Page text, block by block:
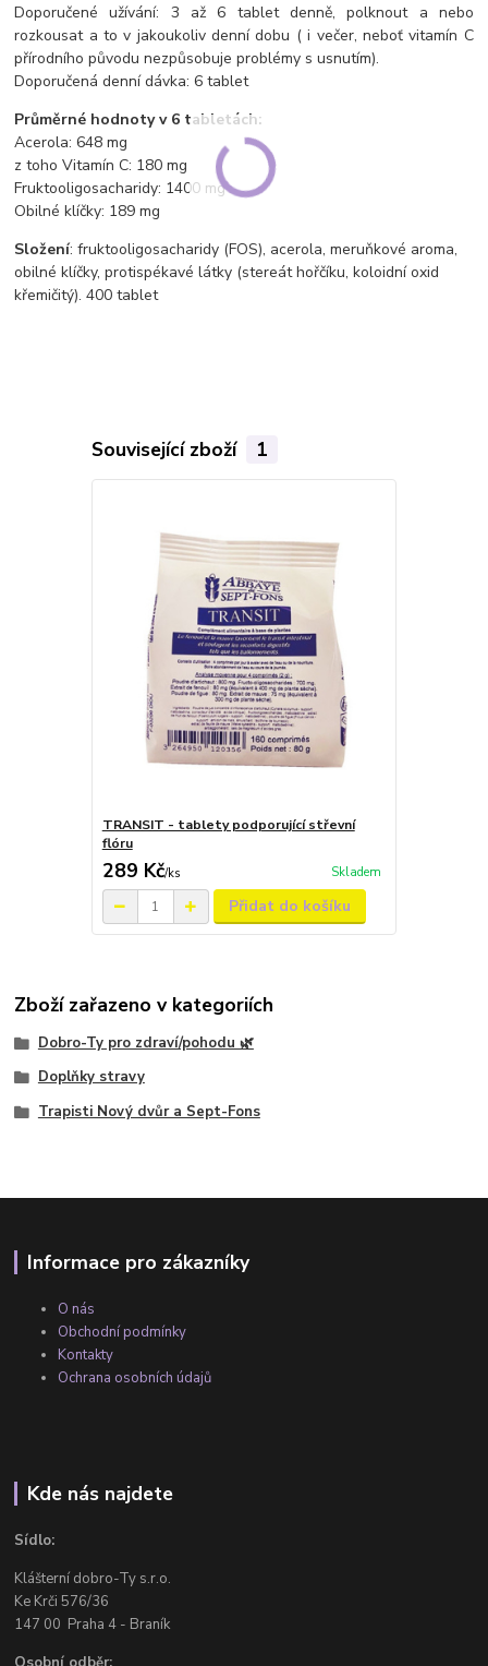
Doporučené užívání: 3 až 6 tablet denně, polknout a nebo
rozkousat a to v jakoukoliv denní dobu ( i večer, neboť vitamín C
přírodního původu nezpůsobuje problémy s usnutím).
Doporučená denní dávka: 6 tablet
Průměrné hodnoty v 6 tabletách:
Acerola: 648 mg
z toho Vitamín C: 180 mg
Fruktooligosacharidy: 1400 mg
Obilné klíčky: 189 mg
Složení: fruktooligosacharidy (FOS), acerola, meruňkové aroma,
obilné klíčky, protispékavé látky (stereát hořčíku, koloidní oxid
křemičitý). 400 tablet
Související zboží 1
TRANSIT - tablety podporující střevní
flóru
289 Kč/ks Skladem
Přidat do košíku
Zboží zařazeno v kategoriích
Dobro-Ty pro zdraví/pohodu 🌿
Doplňky stravy
Trapisti Nový dvůr a Sept-Fons
Informace pro zákazníky
O nás
Obchodní podmínky
Kontakty
Ochrana osobních údajů
Kde nás najdete
Sídlo:
Klášterní dobro-Ty s.r.o.
Ke Krči 576/36
147 00 Praha 4 - Braník